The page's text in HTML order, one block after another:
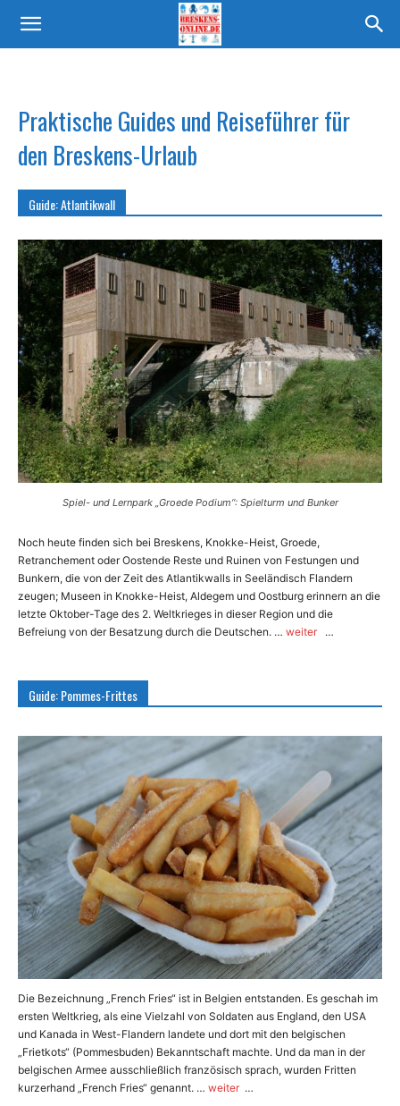
Praktische Guides und Reiseführer für
den Breskens-Urlaub
Guide: Atlantikwall
Spiel- und Lernpark „Groede Podium“: Spielturm und Bunker
Noch heute finden sich bei Breskens, Knokke-Heist, Groede,
Retranchement oder Oostende Reste und Ruinen von Festungen und
Bunkern, die von der Zeit des Atlantikwalls in Seeländisch Flandern
zeugen; Museen in Knokke-Heist, Aldegem und Oostburg erinnern an die
letzte Oktober-Tage des 2. Weltkrieges in dieser Region und die
Befreiung von der Besatzung durch die Deutschen. … weiter…
Guide: Pommes-Frittes
Die Bezeichnung „French Fries“ ist in Belgien entstanden. Es geschah im
ersten Weltkrieg, als eine Vielzahl von Soldaten aus England, den USA
und Kanada in West-Flandern landete und dort mit den belgischen
„Frietkots“ (Pommesbuden) Bekanntschaft machte. Und da man in der
belgischen Armee ausschließlich französisch sprach, wurden Fritten
kurzerhand „French Fries“ genannt. … weiter…